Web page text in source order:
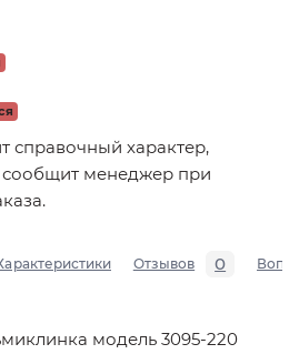
справочный характер,
менеджер при
Отзывов 0
модель 3095-220